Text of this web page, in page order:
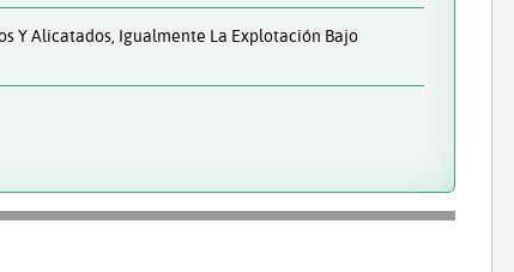
Y Alicatados, Igualmente La Explotación Bajo